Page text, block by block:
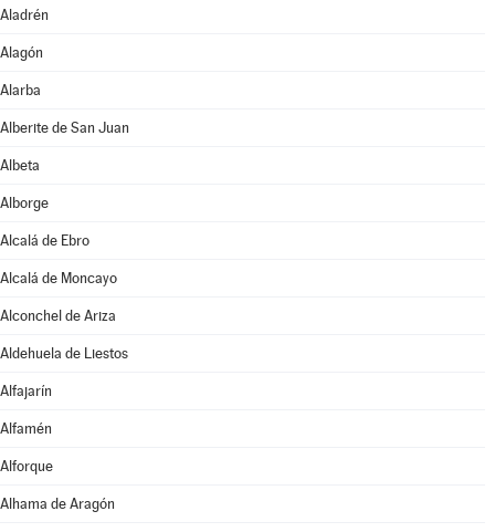
Aladrén
Alagón
Alarba
Alberite de San Juan
Albeta
Alborge
Alcalá de Ebro
Alcalá de Moncayo
Alconchel de Ariza
Aldehuela de Liestos
Alfajarín
Alfamén
Alforque
Alhama de Aragón